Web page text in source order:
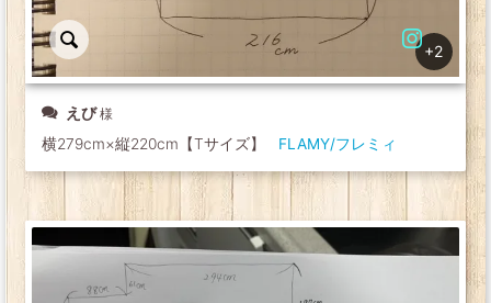
+2
えび
横279cm×縦220cm【Tサイズ】 FLAMY/フレミィ